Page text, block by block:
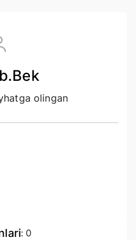
olingan
: 0